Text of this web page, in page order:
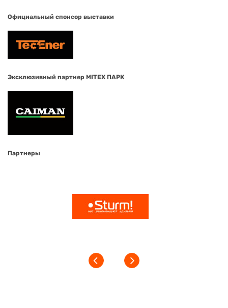
Официальный спонсор выставки
Эксклюзивный партнер MITEX ПАРК
Партнеры